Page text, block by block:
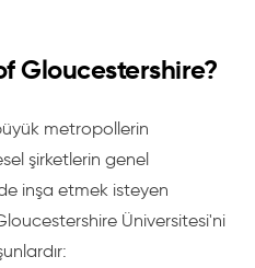
Gloucestershire?
metropollerin
şirketlerin genel
inşa etmek isteyen
Üniversitesi'ni